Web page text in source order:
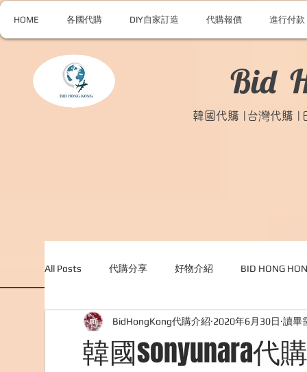
HOME 各國代購 DIY自家訂造 代購報價 進行付款
Bid
韓國代購 |台灣代購 |
All Posts 代購分享 好物介紹 BID HONG
外國購物網站介紹 ABOUT ME ABOUT
韓國sonyunara代
BidHongKong代購介紹 2020年6月30日 讀畢